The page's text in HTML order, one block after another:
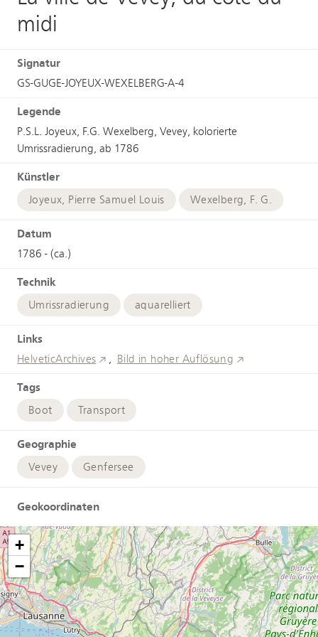
midi
Signatur
GS-GUGE-JOYEUX-WEXELBERG-A-4
Legende
P.S.L. Joyeux, F.G. Wexelberg, Vevey, kolorierte
Umrissradierung, ab 1786
Künstler
Joyeux, Pierre Samuel Louis Wexelberg, F. G.
Datum
1786 - (ca.)
Technik
Umrissradierung aquarelliert
Links
HelveticArchives Bild in hoher Auflösung
Tags
Boot Transport
Geographie
Vevey Genfersee
Geokoordinaten
+
−